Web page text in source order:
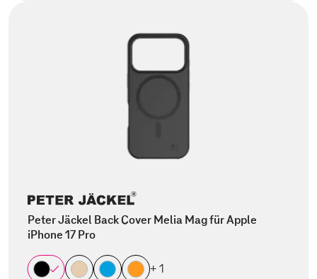
Peter Jäckel Back Cover Melia Mag für Apple
iPhone 17 Pro
+ 1